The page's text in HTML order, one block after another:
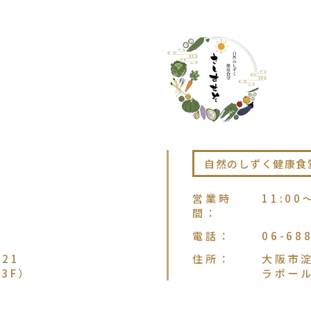
）
自然のしずく健康
営業時
間 ：
11:00
電話 ：
06-
住所 ：
大阪市
ラポー